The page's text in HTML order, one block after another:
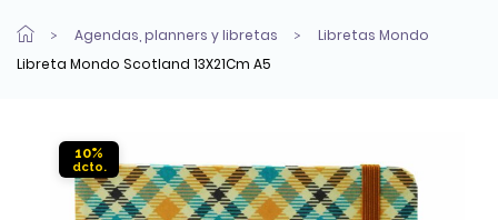
Agendas, planners y libretas
Libretas Mondo
Libreta Mondo Scotland 13X21Cm A5
10%